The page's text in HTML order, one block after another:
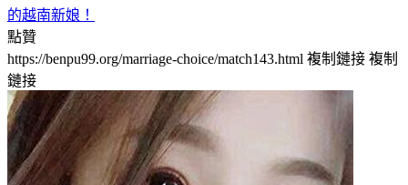
的越南新娘！
點贊
https://benpu99.org/marriage-choice/match143.html 複制鏈接 複制
鏈接